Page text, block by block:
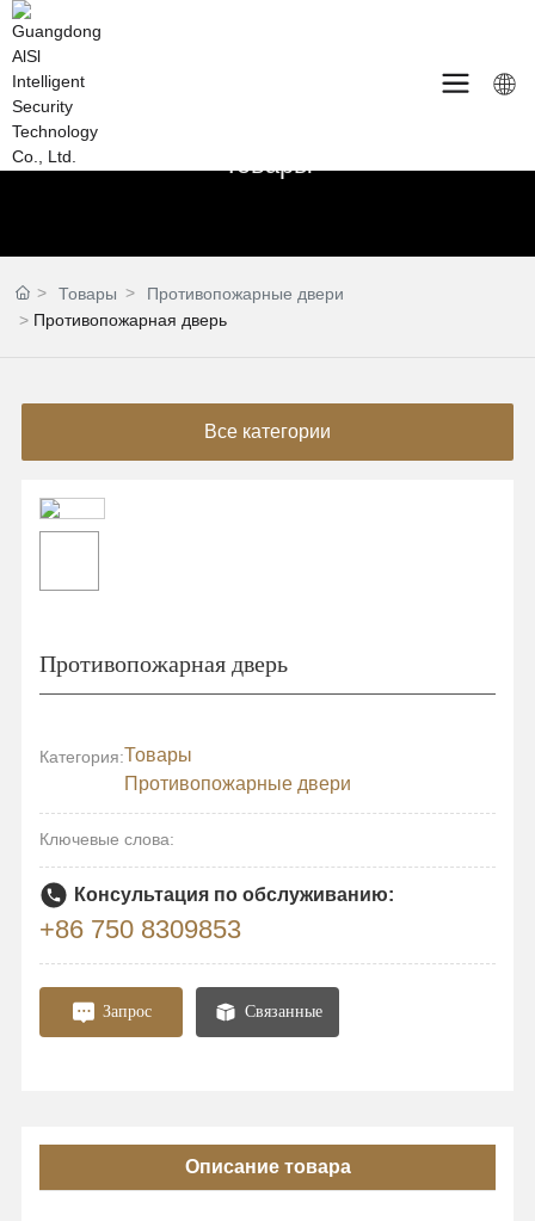
Товары
Товары
Противопожарные двери
Противопожарная дверь
Все категории
Противопожарная дверь
Категория:Товары
Противопожарные двери
Ключевые слова:
Консультация по обслуживанию:
+86 750 8309853
Запрос Связанные
Описание товара